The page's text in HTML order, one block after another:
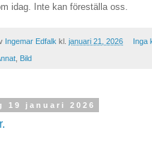
idag. Inte kan föreställa oss.
Ingemar Edfalk kl. januari 21, 2026 Inga
Bild
19 januari 2026